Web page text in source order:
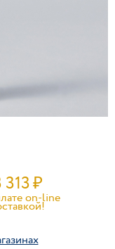
313₽
on-line